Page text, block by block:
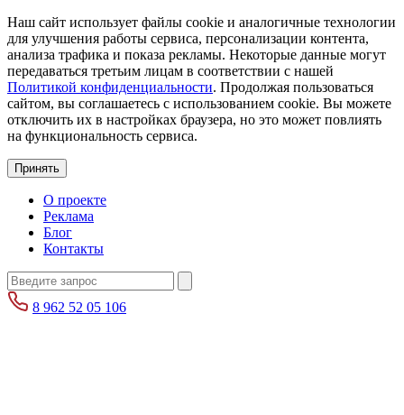
Наш сайт использует файлы cookie и аналогичные технологии
для улучшения работы сервиса, персонализации контента,
анализа трафика и показа рекламы. Некоторые данные могут
передаваться третьим лицам в соответствии с нашей
Политикой конфиденциальности. Продолжая пользоваться
сайтом, вы соглашаетесь с использованием cookie. Вы можете
отключить их в настройках браузера, но это может повлиять
на функциональность сервиса.
Принять
О проекте
Реклама
Блог
Контакты
8 962 52 05 106